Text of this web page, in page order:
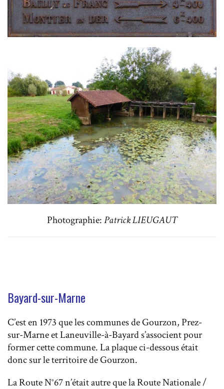
Photographie:Patrick LIEUGAUT
Bayard-sur-Marne
C’est en 1973 que les communes de Gourzon, Prez-
sur-Marne et Laneuville-à-Bayard s’associent pour
former cette commune. La plaque ci-dessous était
donc sur le territoire de Gourzon.
La Route N°67 n’était autre que la Route Nationale /